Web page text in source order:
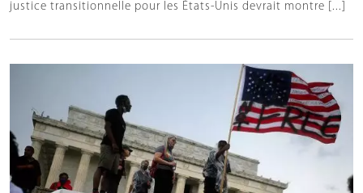
justice transitionnelle pour les États-Unis devrait montre [...]